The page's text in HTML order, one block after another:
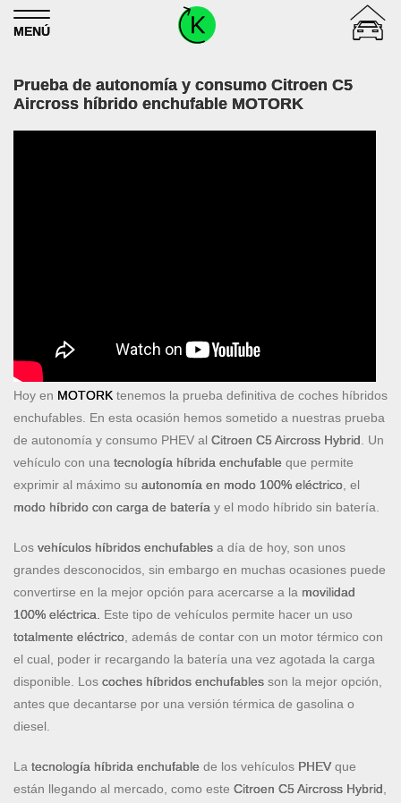
Skip to content
MENÚ
Prueba de autonomía y consumo Citroen C5
Aircross híbrido enchufable MOTORK
Hoy en MOTORK tenemos la prueba definitiva de coches híbridos
enchufables. En esta ocasión hemos sometido a nuestras prueba
de autonomía y consumo PHEV al Citroen C5 Aircross Hybrid. Un
vehículo con una tecnología híbrida enchufable que permite
exprimir al máximo su autonomía en modo 100% eléctrico, el
modo híbrido con carga de batería y el modo híbrido sin batería.
Los vehículos híbridos enchufables a día de hoy, son unos
grandes desconocidos, sin embargo en muchas ocasiones puede
convertirse en la mejor opción para acercarse a la movilidad
100% eléctrica. Este tipo de vehículos permite hacer un uso
totalmente eléctrico, además de contar con un motor térmico con
el cual, poder ir recargando la batería una vez agotada la carga
disponible. Los coches híbridos enchufables son la mejor opción,
antes que decantarse por una versión térmica de gasolina o
diesel.
La tecnología híbrida enchufable de los vehículos PHEVque
están llegando al mercado, como este Citroen C5 Aircross Hybrid,